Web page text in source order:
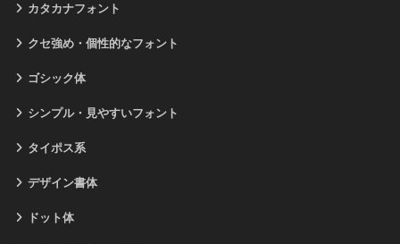
カタカナフォント
クセ強め・個性的なフォント
ゴシック体
シンプル・見やすいフォント
タイポス系
デザイン書体
ドット体